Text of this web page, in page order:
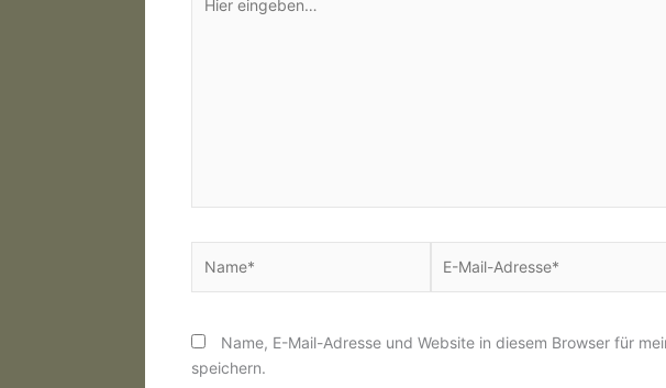
eingeben…
Mail-
Name, E-Mail-Adresse und Website in diesem Browser für
speichern.